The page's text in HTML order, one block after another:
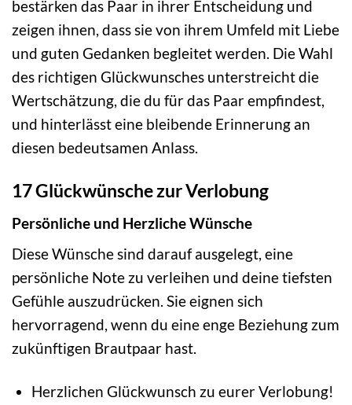
bestärken das Paar in ihrer Entscheidung und
zeigen ihnen, dass sie von ihrem Umfeld mit Liebe
und guten Gedanken begleitet werden. Die Wahl
des richtigen Glückwunsches unterstreicht die
Wertschätzung, die du für das Paar empfindest,
und hinterlässt eine bleibende Erinnerung an
diesen bedeutsamen Anlass.
17 Glückwünsche zur Verlobung
Persönliche und Herzliche Wünsche
Diese Wünsche sind darauf ausgelegt, eine
persönliche Note zu verleihen und deine tiefsten
Gefühle auszudrücken. Sie eignen sich
hervorragend, wenn du eine enge Beziehung zum
zukünftigen Brautpaar hast.
Herzlichen Glückwunsch zu eurer Verlobung!